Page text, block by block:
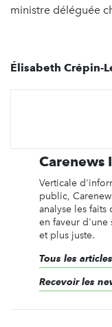
ministre déléguée
Élisabeth Crépin-
Carenews
Verticale
public,
analyse les
en faveur d'une
et plus juste.
Tous les
Recevoir les